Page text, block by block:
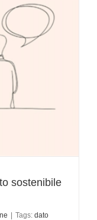
sostenibile
| Tags: dato